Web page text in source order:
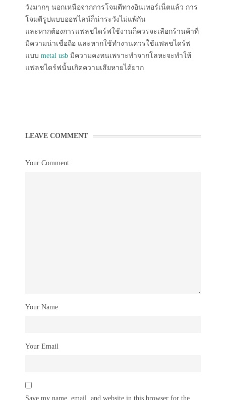
วังมากๆ นอกเหนือจากการโจมตีทางอินเทอร์เน็ตแล้ว การ
โจมตีรูปแบบออฟไลน์ก็น่าระวังไม่แพ้กัน
และหากต้องการแฟลชไดร์ฟใช้งานก็ควรจะเลือกร้านค้าที่
มีความน่าเชื่อถือ และหากใช้ทำงานควรใช้แฟลชไดร์ฟ
แบบ metal usb มีความคงทนเพราะทำจากโลหะจะทำให้
แฟลชไดร์ฟนั้นเกิดความเสียหายได้ยาก
LEAVE COMMENT
Your Comment
Your Name
Your Email
Save my name, email, and website in this browser for the